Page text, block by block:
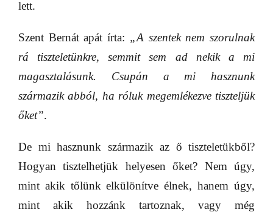
lett.
Szent Bernát apát írta: „A szentek nem szorulnak
rá tiszteletünkre, semmit sem ad nekik a mi
magasztalásunk. Csupán a mi hasznunk
származik abból, ha róluk megemlékezve tiszteljük
őket”.
De mi hasznunk származik az ő tiszteletükből?
Hogyan tisztelhetjük helyesen őket? Nem úgy,
mint akik tőlünk elkülönítve élnek, hanem úgy,
mint akik hozzánk tartoznak, vagy még